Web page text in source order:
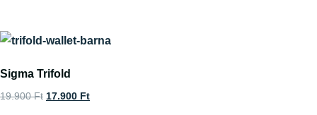
Sigma Trifold
19.900Ft 17.900 Ft